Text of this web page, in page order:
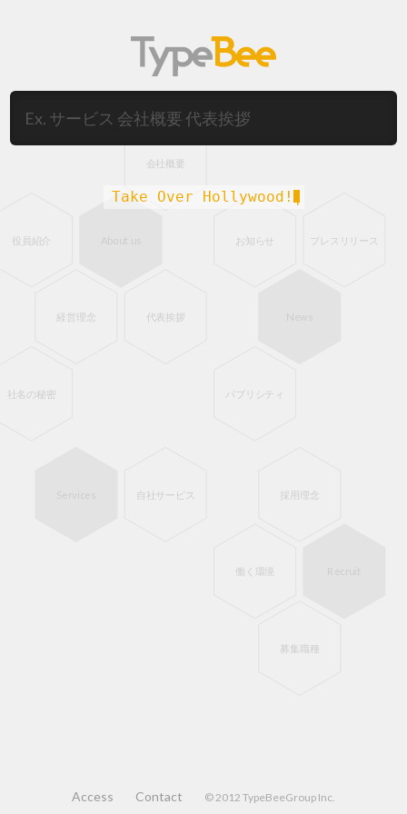
Take Over Hollywood !
代表挨拶
会社概要
役員紹介
社名の秘密
経営理念
お知らせ
パブリシティ
プレスリリース
自社サービス
働く環境
募集職種
採用理念
Access Contact © 2012 TypeBeeGroup Inc.